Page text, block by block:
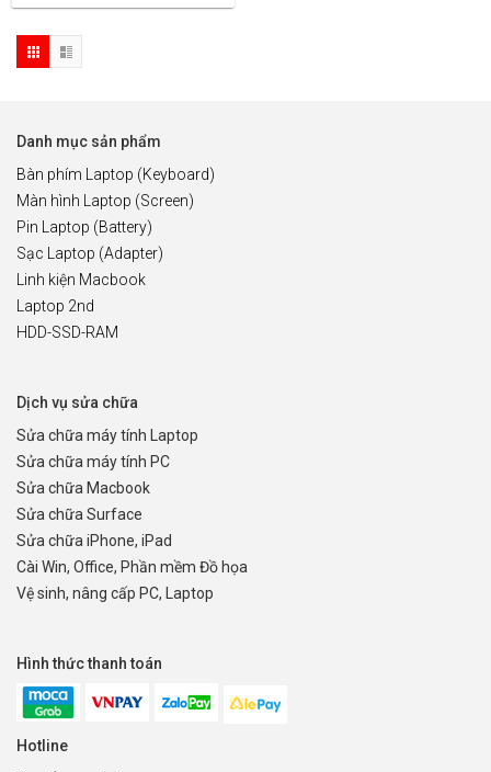
Danh mục sản phẩm
Bàn phím Laptop (Keyboard)
Màn hình Laptop (Screen)
Pin Laptop (Battery)
Sạc Laptop (Adapter)
Linh kiện Macbook
Laptop 2nd
HDD-SSD-RAM
Dịch vụ sửa chữa
Sửa chữa máy tính Laptop
Sửa chữa máy tính PC
Sửa chữa Macbook
Sửa chữa Surface
Sửa chữa iPhone, iPad
Cài Win, Office, Phần mềm Đồ họa
Vệ sinh, nâng cấp PC, Laptop
Hình thức thanh toán
Hotline